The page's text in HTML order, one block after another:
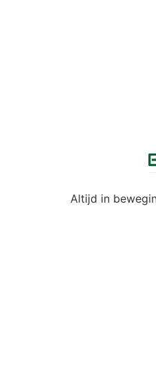
Altijd in